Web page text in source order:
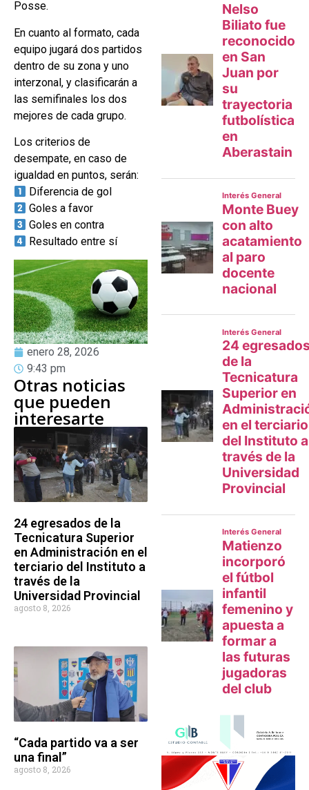
Posse.
En cuanto al formato, cada
equipo jugará dos partidos
dentro de su zona y uno
interzonal, y clasificarán a
las semifinales los dos
mejores de cada grupo.
Los criterios de
desempate, en caso de
igualdad en puntos, serán:
Diferencia de gol
Goles a favor
Goles en contra
Resultado entre sí
enero 28, 2026
9:43 pm
Otras noticias
que pueden
interesarte
24 egresados de la
Tecnicatura Superior
en Administración en el
terciario del Instituto a
través de la
Universidad Provincial
agosto 8, 2026
“Cada partido va a ser
una final”
agosto 8, 2026